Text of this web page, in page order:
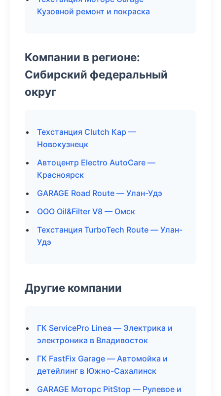
Кузовной ремонт и покраска
Компании в регионе:
Сибирский федеральный
округ
Техстанция Clutch Кар —
Новокузнецк
Автоцентр Electro AutoCare —
Красноярск
GARAGE Road Route — Улан-Удэ
ООО Oil&Filter V8 — Омск
Техстанция TurboTech Route — Улан-
Удэ
Другие компании
ГК ServicePro Linea — Электрика и
электроника в Владивосток
ГК FastFix Garage — Автомойка и
детейлинг в Южно-Сахалинск
GARAGE Моторс PitStop — Рулевое и